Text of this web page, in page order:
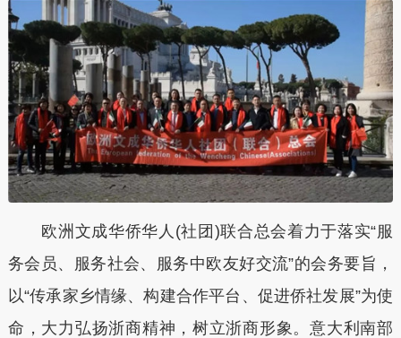
欧洲文成华侨华人(社团)联合总会着力于落实“服
务会员、服务社会、服务中欧友好交流”的会务要旨，
以“传承家乡情缘、构建合作平台、促进侨社发展”为使
命，大力弘扬浙商精神，树立浙商形象。意大利南部